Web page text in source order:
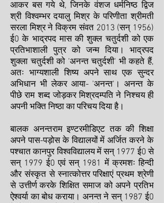
आकर बस गये थे, जिनके वंशज धर्मनिष्ठ द्विज
श्री विश्वम्भर दयालु मिश्र के परिणीता श्रीमती
सरला मिश्र ने विक्रम संवत 2013 (सन् 1956)
ई0 के भाद्रपद मास की शुक्ल चतुर्दशी को एक
प्रतिभाशाली पुत्र को जन्म दिया। भाद्रपद
शुक्ला चतुर्दशी को 'अनन्त चतुर्दशी' भी कहते हैं,
अतः भाग्यशाली शिष्य अपने साथ एक सुन्दर
अभिधान भी लेकर आया- 'अनन्त'। अनन्त के
पीछे राम शब्द जोड़कर मिश्रदम्पति ने निश्चय ही
अपनी भक्ति निष्ठा का परिचय दिया है।
बालक अनन्तराम इण्टरमीडिएट तक की शिक्षा
अपने पास-पड़ोस के विद्यालयों में अर्जित करने के
पश्चात कानपुर विश्वविद्यालय में सन् 1977 ई0 से
सन् 1979 ई0 एवं सन् 1981 में क्रमशः हिन्दी
और संस्कृत से स्नात्कोत्तर परिक्षाएं प्रथम श्रेणी
से उत्तीर्ण करके शिक्षित समाज को अपने प्रतिभ
ऐश्वर्या का बोध कराया। अनन्त ने सन् 1987 ई0